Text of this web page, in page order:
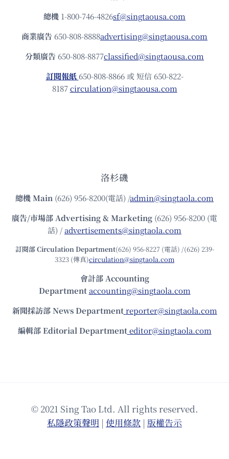
總機 1-800-746-4826sf@singtaousa.com
商業廣告 650-808-8888advertising@singtaousa.com
分類廣告 650-808-8877classified@singtaousa.com
訂閱報紙 650-808-8866 或 短信 650-822-
8187circulation@singtaousa.com
洛杉磯
總機Main (626) 956-8200(電話) /admin@singtaola.com
廣告/市場部Advertising & Marketing (626) 956-8200 (電
話) /advertisements@singtaola.com
訂閱部 Circulation Department(626) 956-8227 (電話) /(626) 239-
3323 (傳真)circulation@singtaola.com
會計部 Accounting
Department accounting@singtaola.com
新聞採訪部 News Department reporter@singtaola.com
編輯部 Editorial Department editor@singtaola.com
© 2021 Sing Tao Ltd. All rights reserved.
私隱政策聲明 | 使⽤條款 | 版權告⽰